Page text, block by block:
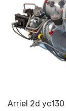
Arriel 2d ус130